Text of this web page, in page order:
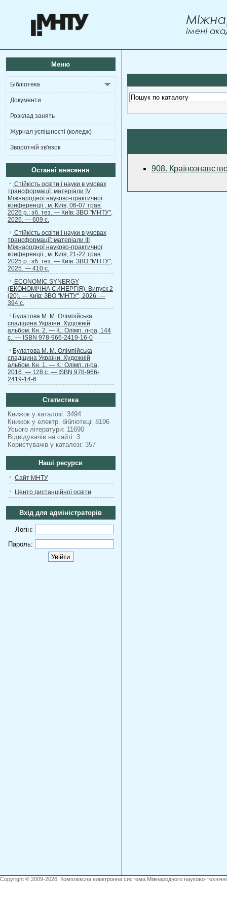
Меню
Бібліотека
Документи
Розклад занять
Журнал успішності (коледж)
Зворотній зв'язок
Останні внесення
Стійкість освіти і науки в умовах
трансформації: матеріали ІV
Міжнародної науково-практичної
конференції , м. Київ, 06-07 трав.
2026 р.: зб. тез. — Київ: ЗВО "МНТУ",
2026. — 609 с.
Стійкість освіти і науки в умовах
трансформації: матеріали ІІІ
Міжнародної науково-практичної
конференції , м. Київ, 21-22 трав.
2025 р.: зб. тез. — Київ: ЗВО "МНТУ",
2025. — 410 с.
ECONOMIC SYNERGY
(ЕКОНОМІЧНА СИНЕРГІЯ). Випуск 2
(20). — Київ: ЗВО "МНТУ", 2026. —
394 с.
Булатова М. М. Олімпійська
спадщина України. Художній
альбом. Кн. 2. — К.: Олімп. л-ра, 144
с.. — ISBN 978-966-2419-16-0
Булатова М. М. Олімпійська
спадщина України. Художній
альбом. Кн. 1. — К.: Олімп. л-ра,
2016. — 128 с. — ISBN 978-966-
2419-14-6
Статистика
Книжок у каталозі: 3494
Книжок у електр. бібліотеці: 8196
Усього літератури: 11690
Відвідувачів на сайті: 3
Користувачів у каталозі: 357
Наші ресурси
Сайт МНТУ
Центр дистанційної освіти
Вхід для адміністраторів
Логін:
Пароль:
908.
Copyright ® 2009-2026. Комплексна електронна система Міжнародного науково-